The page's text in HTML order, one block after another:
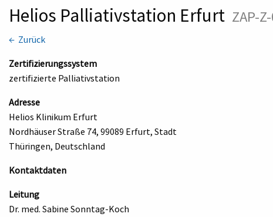
Helios Palliativstation Erfurt ZAP-
← Zurück
Zertifizierungssystem
zertifizierte Palliativstation
Adresse
Helios Klinikum Erfurt
Nordhäuser Straße 74, 99089 Erfurt, Stadt
Thüringen, Deutschland
Kontaktdaten
Leitung
Dr. med. Sabine Sonntag-Koch